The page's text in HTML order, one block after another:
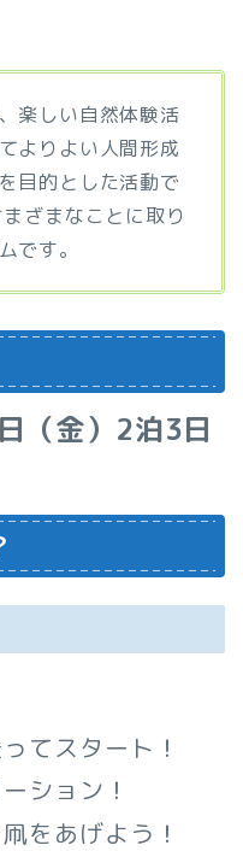
楽しい自然体験活
よりよい人間形成
目的とした活動で
ざまなことに取り
です。
（金）2泊3日
てスタート！
ション！
をあげよう！